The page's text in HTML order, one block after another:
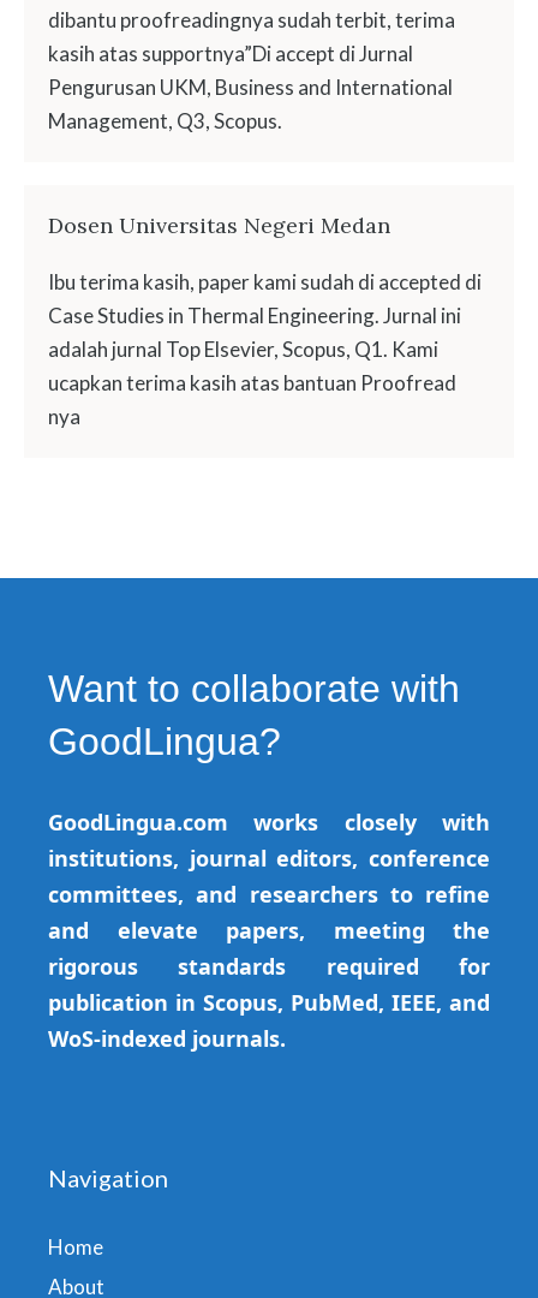
dibantu proofreadingnya sudah terbit, terima
kasih atas supportnya”Di accept di Jurnal
Pengurusan UKM, Business and International
Management, Q3, Scopus.
Dosen Universitas Negeri Medan
Ibu terima kasih, paper kami sudah di accepted di
Case Studies in Thermal Engineering. Jurnal ini
adalah jurnal Top Elsevier, Scopus, Q1. Kami
ucapkan terima kasih atas bantuan Proofread
nya
Want to collaborate with
GoodLingua?
GoodLingua.com works closely with
institutions, journal editors, conference
committees, and researchers to refine
and elevate papers, meeting the
rigorous standards required for
publication in Scopus, PubMed, IEEE, and
WoS-indexed journals.
Navigation
Home
About